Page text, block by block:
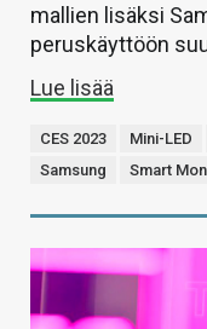
mallien lisäksi
peruskäyttöön
Lue lisää
CES 2023 Mini-LED
Samsung
Smart